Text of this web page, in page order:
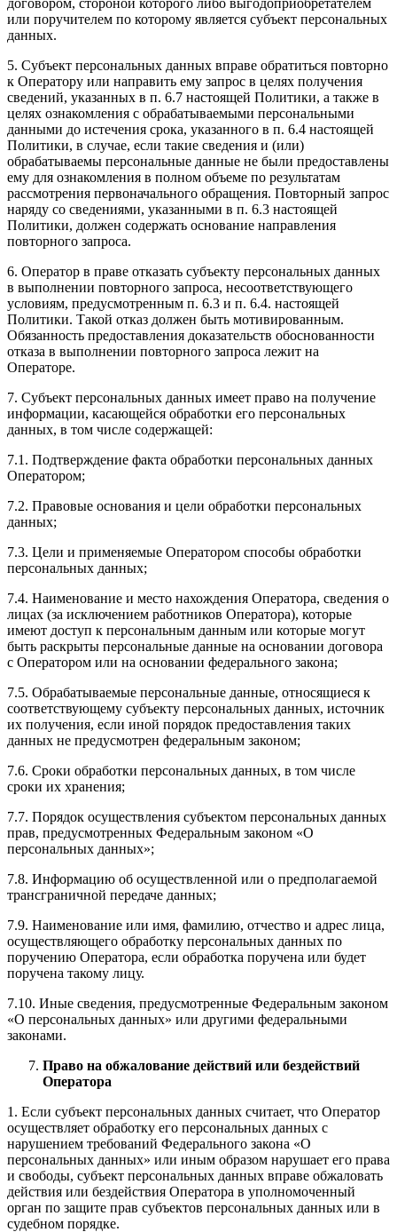
или поручителем по которому является субъект персональных
данных.
5. Субъект персональных данных вправе обратиться повторно
к Оператору или направить ему запрос в целях получения
сведений, указанных в п. 6.7 настоящей Политики, а также в
целях ознакомления с обрабатываемыми персональными
данными до истечения срока, указанного в п. 6.4 настоящей
Политики, в случае, если такие сведения и (или)
обрабатываемы персональные данные не были предоставлены
ему для ознакомления в полном объеме по результатам
рассмотрения первоначального обращения. Повторный запрос
наряду со сведениями, указанными в п. 6.3 настоящей
Политики, должен содержать основание направления
повторного запроса.
6. Оператор в праве отказать субъекту персональных данных
в выполнении повторного запроса, несоответствующего
условиям, предусмотренным п. 6.3 и п. 6.4. настоящей
Политики. Такой отказ должен быть мотивированным.
Обязанность предоставления доказательств обоснованности
отказа в выполнении повторного запроса лежит на
Операторе.
7. Субъект персональных данных имеет право на получение
информации, касающейся обработки его персональных
данных, в том числе содержащей:
7.1. Подтверждение факта обработки персональных данных
Оператором;
7.2. Правовые основания и цели обработки персональных
данных;
7.3. Цели и применяемые Оператором способы обработки
персональных данных;
7.4. Наименование и место нахождения Оператора, сведения о
лицах (за исключением работников Оператора), которые
имеют доступ к персональным данным или которые могут
быть раскрыты персональные данные на основании договора
с Оператором или на основании федерального закона;
7.5. Обрабатываемые персональные данные, относящиеся к
соответствующему субъекту персональных данных, источник
их получения, если иной порядок предоставления таких
данных не предусмотрен федеральным законом;
7.6. Сроки обработки персональных данных, в том числе
сроки их хранения;
7.7. Порядок осуществления субъектом персональных данных
прав, предусмотренных Федеральным законом «О
персональных данных»;
7.8. Информацию об осуществленной или о предполагаемой
трансграничной передаче данных;
7.9. Наименование или имя, фамилию, отчество и адрес лица,
осуществляющего обработку персональных данных по
поручению Оператора, если обработка поручена или будет
поручена такому лицу.
7.10. Иные сведения, предусмотренные Федеральным законом
«О персональных данных» или другими федеральными
законами.
Право на обжалование действий или бездействий
Оператора
1. Если субъект персональных данных считает, что Оператор
осуществляет обработку его персональных данных с
нарушением требований Федерального закона «О
персональных данных» или иным образом нарушает его права
и свободы, субъект персональных данных вправе обжаловать
действия или бездействия Оператора в уполномоченный
орган по защите прав субъектов персональных данных или в
судебном порядке.